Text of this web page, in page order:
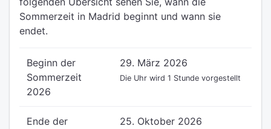
Sommerzeit in Madrid beginnt und wann sie
endet.
Beginn der
Sommerzeit
2026
29. März 2026
Die Uhr wird 1 Stunde vorgestellt
Ende der
25. Oktober 2026